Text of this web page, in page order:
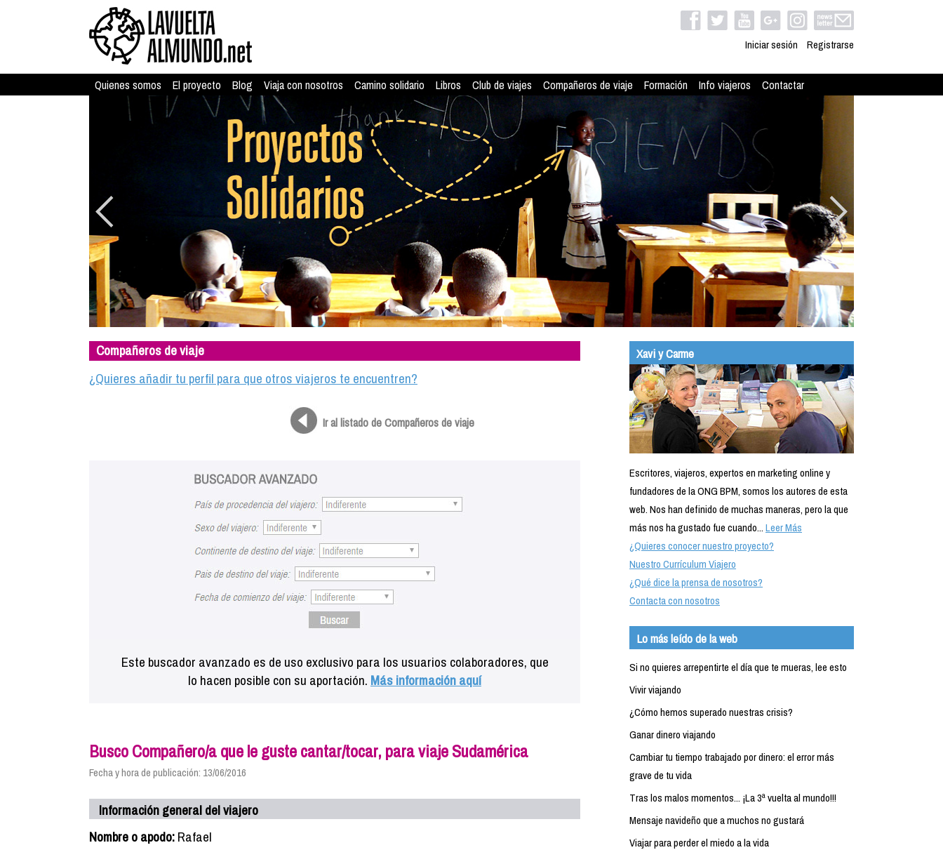
Iniciar sesión Registrarse
Quienes somos El proyecto Blog Viaja con nosotros Camino solidario Libros Club de viajes Compañeros de viaje Formación Info viajeros Contactar
Compañeros de viaje
¿Quieres añadir tu perfil para que otros viajeros te encuentren?
Ir al listado de Compañeros de viaje
Este buscador avanzado es de uso exclusivo para los usuarios colaboradores, que
lo hacen posible con su aportación. Más información aquí
Busco Compañero/a que le guste cantar/tocar, para viaje Sudamérica
Fecha y hora de publicación: 13/06/2016
Información general del viajero
Nombre o apodo:Rafael
Xavi y Carme
Escritores, viajeros, expertos en marketing online y
fundadores de la ONG BPM, somos los autores de esta
web. Nos han definido de muchas maneras, pero la que
más nos ha gustado fue cuando...Leer Más
¿Quieres conocer nuestro proyecto?
Nuestro Currículum Viajero
¿Qué dice la prensa de nosotros?
Contacta con nosotros
Lo más leído de la web
Si no quieres arrepentirte el día que te mueras, lee esto
Vivir viajando
¿Cómo hemos superado nuestras crisis?
Ganar dinero viajando
Cambiar tu tiempo trabajado por dinero: el error más
grave de tu vida
Tras los malos momentos... ¡La 3ª vuelta al mundo!!!
Mensaje navideño que a muchos no gustará
Viajar para perder el miedo a la vida